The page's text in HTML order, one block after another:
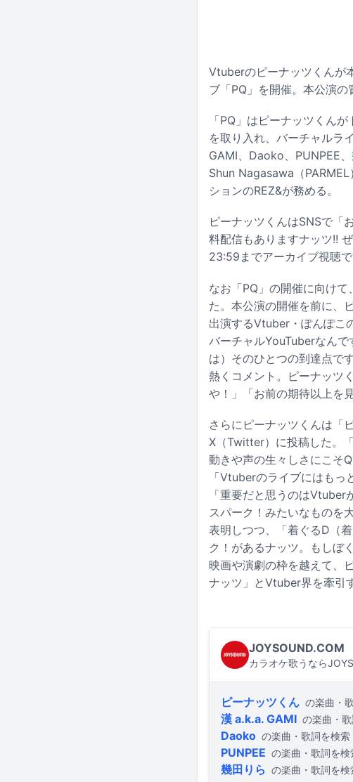
Vtuberのピーナッツくんが
ブ「PQ」を開催。本公演の
「PQ」はピーナッツくん
を取り入れ、バーチャルラ
GAMI、Daoko、PUNPEE
Shun Nagasawa（
ションのREZ&が務める。
ピーナッツくんはSNSで「
料配信もありますナッツ!!
23:59までアーカイブ視聴
なお「PQ」の開催に向け
た。本公演の開催を前に、
出演するVtuber・ぽんぽこ
バーチャルYouTuberなんで
は）そのひとつの到達点で
熱くコメント。ピーナッツ
や！」「お前の期待以上を
さらにピーナッツくんは「
X（Twitter）に投稿した。
動きや声の生々しさにこそ
「Vtuberのライブにはもっ
「重要だと思うのは
スパーク！みたいなものを
表明しつつ、「着ぐるD（
ク！があるナッツ。もしぼ
映画や演劇の枠を越えて、
ナッツ」とVtuber界を牽引
JOYSOUND.COM
カラオケ歌うなら
ピーナッツくん の楽曲・
漢 a.k.a. GAMI の楽曲・
Daoko の楽曲・歌詞を検索
PUNPEE の楽曲・歌詞を検
幾田りら の楽曲・歌詞を検